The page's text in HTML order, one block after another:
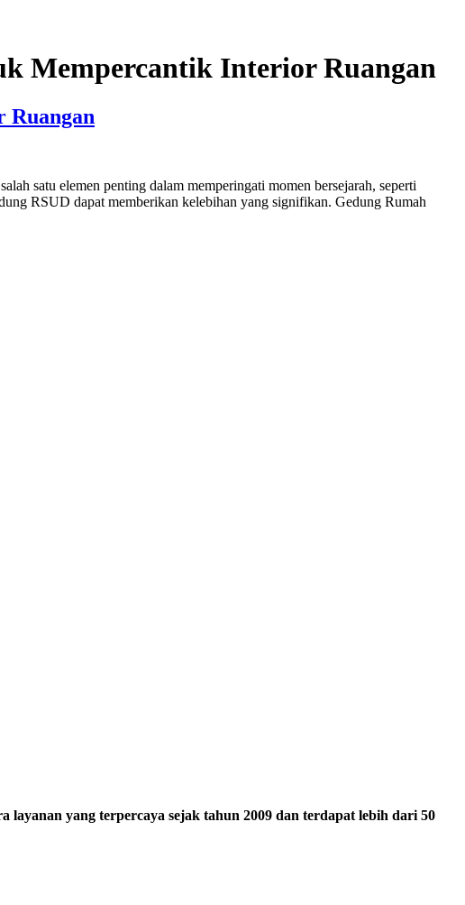
Mempercantik Interior Ruangan
Ruangan
satu elemen penting dalam memperingati momen bersejarah, seperti
RSUD dapat memberikan kelebihan yang signifikan. Gedung Rumah
yang terpercaya sejak tahun 2009 dan terdapat lebih dari 50